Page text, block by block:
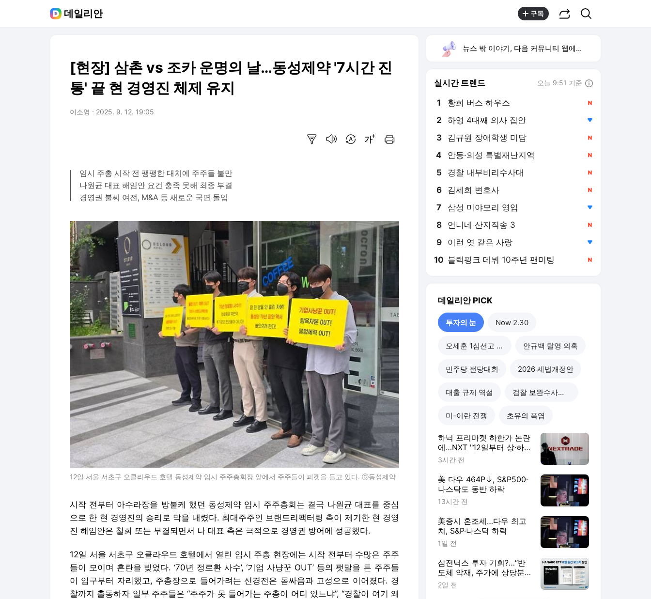
데일리안 구독
[현장] 삼촌 vs 조카 운명의 날…동성제약 '7시간 진
통' 끝 현 경영진 체제 유지
이소영 2025. 9. 12. 19:05
임시 주총 시작 전 팽팽한 대치에 주주들 불만
나원균 대표 해임안 요건 충족 못해 최종 부결
경영권 불씨 여전, M&A 등 새로운 국면 돌입
12일 서울 서초구 오클라우드 호텔 동성제약 임시 주주총회장 앞에서 주주들이 피켓을 들고 있다. ⓒ동성제약
시작 전부터 아수라장을 방불케 했던 동성제약 임시 주주총회는 결국 나원균 대표를 중심
으로 한 현 경영진의 승리로 막을 내렸다. 최대주주인 브랜드리팩터링 측이 제기한 현 경영
진 해임안은 철회 또는 부결되면서 나 대표 측은 극적으로 경영권 방어에 성공했다.
12일 서울 서초구 오클라우드 호텔에서 열린 임시 주총 현장에는 시작 전부터 수많은 주주
들이 모이며 혼란을 빚었다. ‘70년 정로환 사수’, ‘기업 사냥꾼 OUT’ 등의 팻말을 든 주주들
이 입구부터 자리했고, 주총장으로 들어가려는 신경전은 몸싸움과 고성으로 이어졌다. 경
찰까지 출동하자 일부 주주들은 “주주가 못 들어가는 주총이 어디 있느냐”, “경찰이 여기 왜
뉴스 밖 이야기, 다음 커뮤니티 웹에서 보기
실시간 트렌드 오늘 9:51 기준
1 황희 버스 하우스
2 하영 4대째 의사 집안
3 김규원 장애학생 미담
4 안동·의성 특별재난지역
5 경찰 내부비리수사대
6 김세희 변호사
7 삼성 미야모리 영입
8 언니네 산지직송 3
9 이런 엿 같은 사랑
10 블랙핑크 데뷔 10주년 팬미팅
데일리안PICK
투자의 눈 Now 2.30
오세훈 1심선고 이후 안규백 탈영 의혹
민주당 전당대회 2026 세법개정안
대출 규제 역설 검찰 보완수사권 폐지
미-이란 전쟁 초유의 폭염
하닉 프리마켓 하한가 논란
에…NXT "12일부터 상·하
한가 주문금지"
3시간 전
美 다우 464P↓, S&P500·
나스닥도 동반 하락
13시간 전
美증시 혼조세…다우 최고
치, S&P·나스닥 하락
1일 전
삼전닉스 투자 기회?…“반
도체 악재, 주가에 상당분
반영”
2일 전